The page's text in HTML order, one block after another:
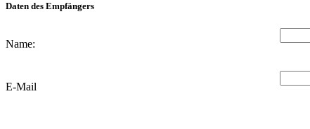
Daten des Empfängers
Name:
E-Mail